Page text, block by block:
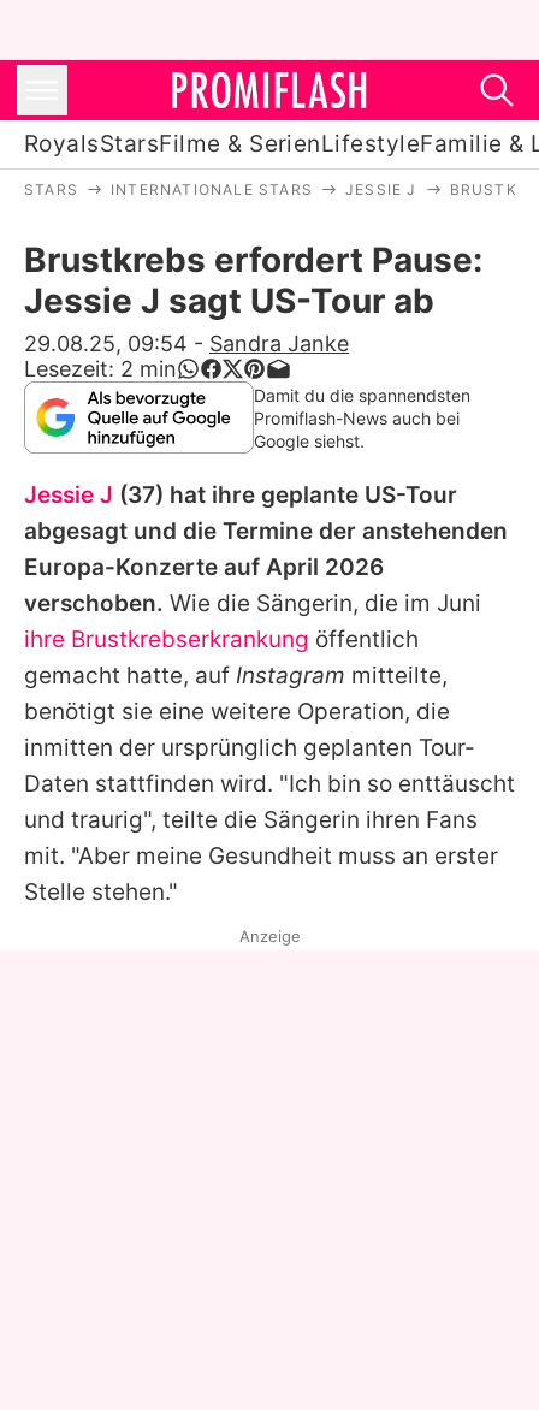
RoyalsStarsFilme & SerienLifestyleFamilie &
Stars
Filme & Serien
Lifestyle
Familie & Liebe
Alle Themen auf Promiflash
Jobs
App runterladen
Team
Redaktionelle Richtlinien
Impressum
Datenschutzerklärung
STARS INTERNATIONALE STARS JESSIE J
Brustkrebs erfordert Pause:
Jessie J sagt US-Tour ab
29.08.25, 09:54 - Sandra Janke
Lesezeit: 2 min
Damit du die spannendsten
Promiflash-News auch bei
Google siehst.
Jessie J (37) hat ihre geplante US-Tour
abgesagt und die Termine der anstehenden
Europa-Konzerte auf April 2026
verschoben. Wie die Sängerin, die im Juni
ihre Brustkrebserkrankung öffentlich
gemacht hatte, auf Instagram mitteilte,
benötigt sie eine weitere Operation, die
inmitten der ursprünglich geplanten Tour-
Daten stattfinden wird. "Ich bin so enttäuscht
und traurig", teilte die Sängerin ihren Fans
mit. "Aber meine Gesundheit muss an erster
Stelle stehen."
Anzeige